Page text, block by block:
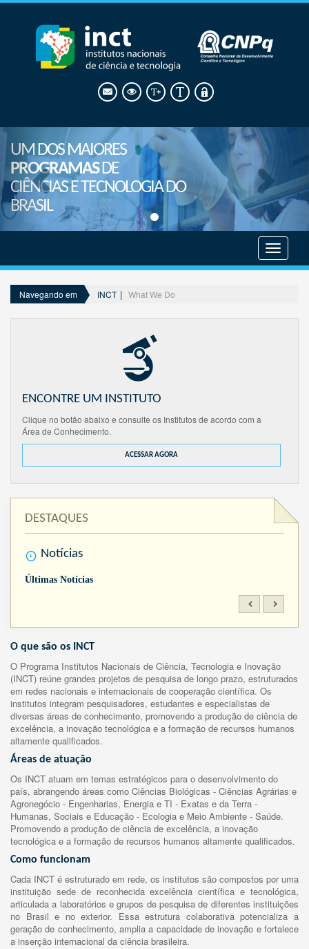
UM DOS MAIORES
PROGRAMASDE
CIÊNCIAS E TECNOLOGIA DO
BRASIL
menu
Navegando em INCT What We Do
ENCONTRE UM INSTITUTO
Clique no botão abaixo e consulte os Institutos de acordo com a
Área de Conhecimento.
ACESSAR AGORA
DESTAQUES
Notícias
Últimas Notícias
O que são os INCT
O Programa Institutos Nacionais de Ciência, Tecnologia e Inovação
(INCT) reúne grandes projetos de pesquisa de longo prazo, estruturados
em redes nacionais e internacionais de cooperação científica. Os
institutos integram pesquisadores, estudantes e especialistas de
diversas áreas de conhecimento, promovendo a produção de ciência de
excelência, a inovação tecnológica e a formação de recursos humanos
altamente qualificados.
Áreas de atuação
Os INCT atuam em temas estratégicos para o desenvolvimento do
país, abrangendo áreas como Ciências Biológicas - Ciências Agrárias e
Agronegócio - Engenharias, Energia e TI - Exatas e da Terra -
Humanas, Sociais e Educação - Ecologia e Meio Ambiente - Saúde.
Promovendo a produção de ciência de excelência, a inovação
tecnológica e a formação de recursos humanos altamente qualificados.
Como funcionam
Cada INCT é estruturado em rede, os institutos são compostos por uma
instituição sede de reconhecida excelência científica e tecnológica,
articulada a laboratórios e grupos de pesquisa de diferentes instituições
no Brasil e no exterior. Essa estrutura colaborativa potencializa a
geração de conhecimento, amplia a capacidade de inovação e fortalece
a inserção internacional da ciência brasileira.